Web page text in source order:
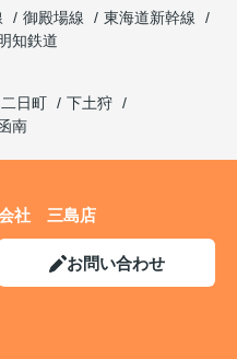
御殿場線
東海道新幹線
知鉄道
日町
下土狩
南
社 三島店
お問い合わせ